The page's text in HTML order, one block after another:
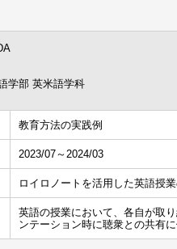
学部 英米語学科
教育方法の実践例
2023/07～2024/03
ロイロノートを活用した英語授
英語の授業において、各自が取
ンテーション時に聴衆との共有